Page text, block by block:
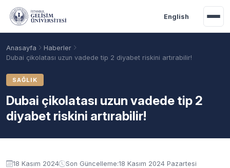
Ana içeriğe geç
English
Anasayfa
Haberler
Dubai çikolatası uzun vadede tip 2 diyabet riskini artırabilir!
SAĞLIK
Dubai çikolatası uzun vadede tip 2
diyabet riskini artırabilir!
18 Kasım 2024 Son Güncelleme:18 Kasım 2024 Pazartesi